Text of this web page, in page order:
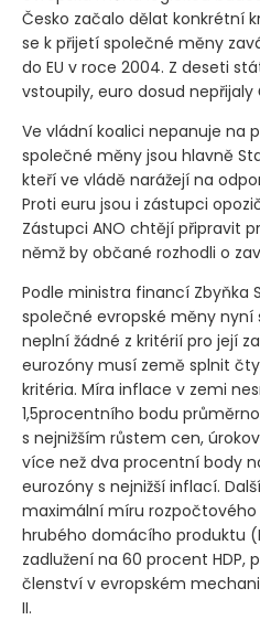
Česko začalo dělat konkrétní
se k přijetí společné měny
do EU v roce 2004. Z deseti
vstoupily, euro dosud nepřijaly
Ve vládní koalici nepanuje na
společné měny jsou hlavně
kteří ve vládě narážejí na
Proti euru jsou i zástupci
Zástupci ANO chtějí připravit
němž by občané rozhodli o
Podle ministra financí Zbyňka
společné evropské měny nyní
neplní žádné z kritérií pro její
eurozóny musí země splnit
kritéria. Míra inflace v zemi
1,5procentního bodu
s nejnižším růstem cen,
více než dva procentní body
eurozóny s nejnižší inflací.
maximální míru
hrubého domácího produktu
zadlužení na 60 procent HDP,
členství v evropském
II.